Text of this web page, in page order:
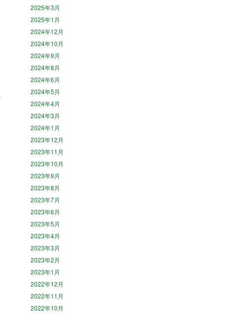
2025年3月
2025年1月
2024年12月
2024年10月
2024年9月
2024年8月
2024年6月
2024年5月
2024年4月
2024年3月
2024年1月
2023年12月
2023年11月
2023年10月
2023年9月
2023年8月
2023年7月
2023年6月
2023年5月
2023年4月
2023年3月
2023年2月
2023年1月
2022年12月
2022年11月
2022年10月